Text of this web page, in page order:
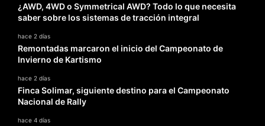
¿AWD, 4WD o Symmetrical AWD? Todo lo que necesita
saber sobre los sistemas de tracción integral
hace 2 días
Remontadas marcaron el inicio del Campeonato de
Invierno de Kartismo
hace 2 días
Finca Solimar, siguiente destino para el Campeonato
Nacional de Rally
hace 4 días